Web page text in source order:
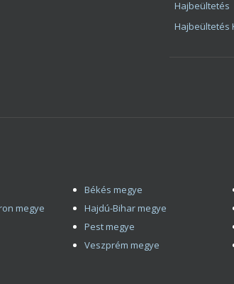
Hajbeültetés
Hajbeültetés
Békés megye
megye
Hajdú-Bihar megye
Pest megye
Veszprém megye